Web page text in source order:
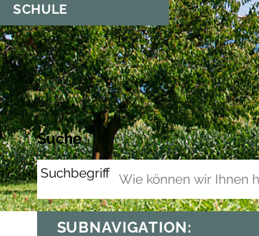
SCHULE
Suche
Suchbegriff
SUBNAVIGATION: